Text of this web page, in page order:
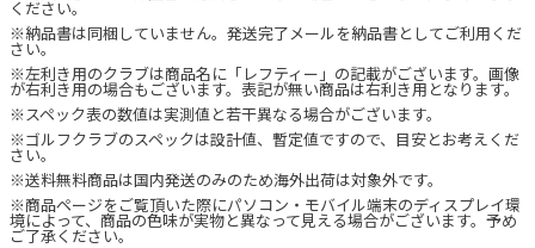
ください。
※納品書は同梱していません。発送完了メールを納品書としてご利用くだ
さい。
※左利き用のクラブは商品名に「レフティー」の記載がございます。画像
が右利き用の場合もございます。表記が無い商品は右利き用となります。
※スペック表の数値は実測値と若干異なる場合がございます。
※ゴルフクラブのスペックは設計値、暫定値ですので、目安とお考えくだ
さい。
※送料無料商品は国内発送のみのため海外出荷は対象外です。
※商品ページをご覧頂いた際にパソコン・モバイル端末のディスプレイ環
境によって、商品の色味が実物と異なって見える場合がございます。予め
ご了承ください。